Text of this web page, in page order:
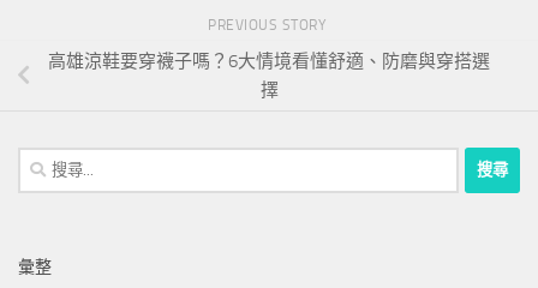
PREVIOUS STORY
高雄涼鞋要穿襪子嗎？6大情境看懂舒適、防磨與穿搭選
擇
搜
尋
字:
彙整